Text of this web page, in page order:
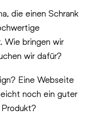
die einen Schrank
Wie bringen wir
wir dafür?
Eine Webseite
noch ein guter